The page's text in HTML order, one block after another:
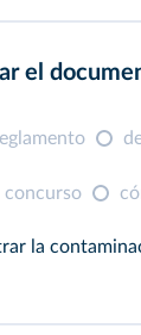
el
concurso
la